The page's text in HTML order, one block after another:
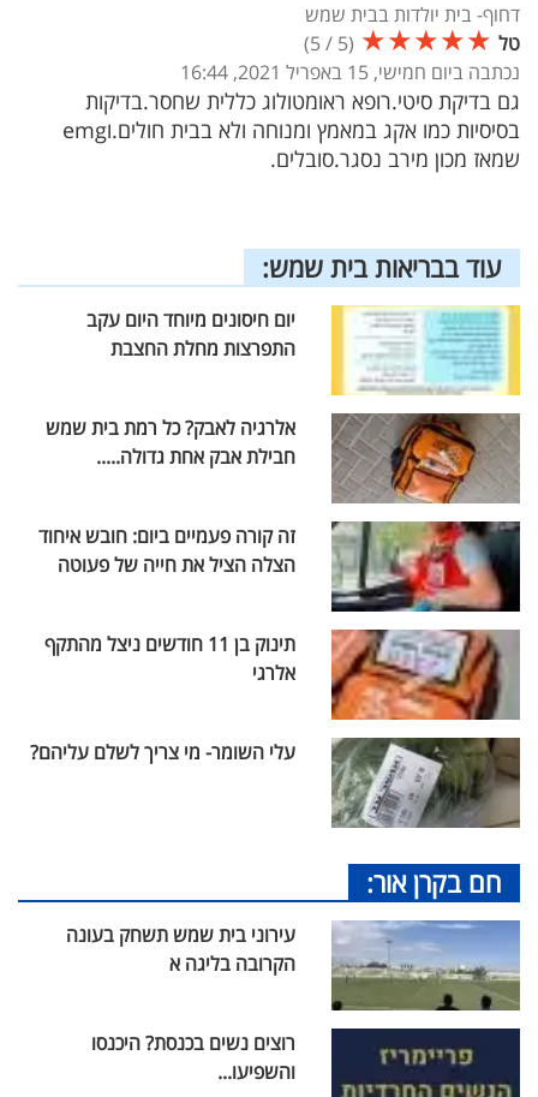
דחוף- בית יולדות בבית שמש
טל ★
★
★
★
★
(
5
/
5
)
נכתבה ביום חמישי, 15 באפריל 2021, 16:44
גם בדיקת סיטי.רופא ראומטולוג כללית שחסר.בדיקות
בסיסיות כמו אקג במאמץ ומנוחה ולא בבית חולים.וemg
שמאז מכון מירב נסגר.סובלים.
עוד בבריאות בית שמש:
יום חיסונים מיוחד היום עקב
התפרצות מחלת החצבת
אלרגיה לאבק? כל רמת בית שמש
חבילת אבק אחת גדולה.....
זה קורה פעמיים ביום: חובש איחוד
הצלה הציל את חייה של פעוטה
תינוק בן 11 חודשים ניצל מהתקף
אלרגי
עלי השומר- מי צריך לשלם עליהם?
חם בקרן אור:
עירוני בית שמש תשחק בעונה
הקרובה בליגה א
רוצים נשים בכנסת? היכנסו
והשפיעו...